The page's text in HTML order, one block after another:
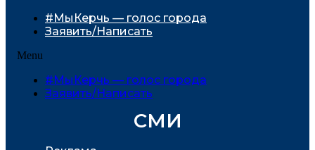
#МыКерчь — голос города
Заявить/Написать
Menu
#МыКерчь — голос города
Заявить/Написать
СМИ